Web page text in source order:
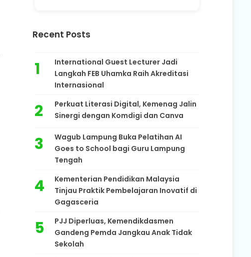
Recent Posts
International Guest Lecturer Jadi
Langkah FEB Uhamka Raih Akreditasi
Internasional
Perkuat Literasi Digital, Kemenag Jalin
Sinergi dengan Komdigi dan Canva
Wagub Lampung Buka Pelatihan AI
Goes to School bagi Guru Lampung
Tengah
Kementerian Pendidikan Malaysia
Tinjau Praktik Pembelajaran Inovatif di
Gagasceria
PJJ Diperluas, Kemendikdasmen
Gandeng Pemda Jangkau Anak Tidak
Sekolah